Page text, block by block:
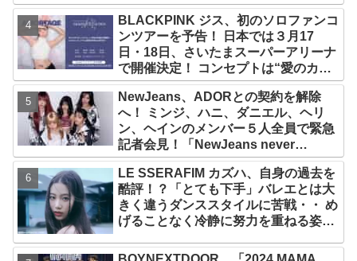
プ！ デビュー曲「Magnetic」がいき
なりの大ヒット
BLACKPINK ジス、初のソロファンコ
ンツアーを予告！ 日本では３月17
日・18日、さいたまスーパーアリーナ
で開催決定！ コンセプトは“愛のカケ
ラ”！？ 14日には新アルバム
『AMORTAGE』もリリース
NewJeans、ADORとの契約を解除
へ！ ミンジ、ハニ、ダニエル、ヘリ
ン、ヘインのメンバー５人全員で緊急
記者会見！「NewJeans never
dies!」と微笑みの宣言！ ADOR側、
2029年まで契約有効と主張
LE SSERAFIM カズハ、自身の過去を
酷評！？「とても下手」バレエとは大
きく違うダンススタイルに苦戦・・ め
げることなく冷静に努力を重ねる姿に